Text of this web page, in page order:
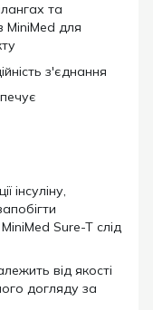
та
MiniMed для
з'єднання
інсуліну,
Sure-T слід
від якості
догляду за